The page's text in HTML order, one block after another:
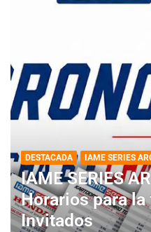
DESTACADA IAME SERIES
IAME SERIES
Horarios para
Invitados